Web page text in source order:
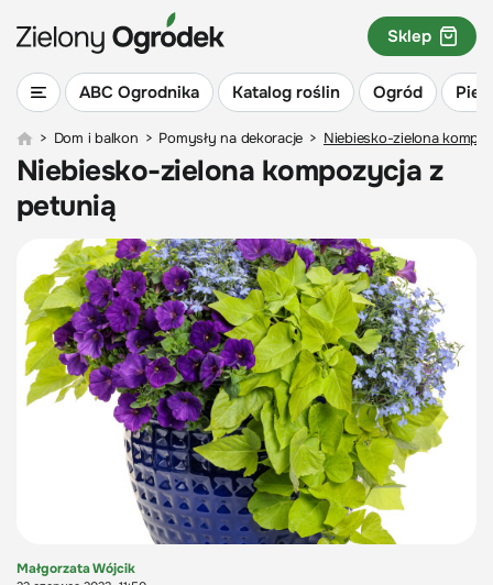
ABC Ogrodnika Katalog roślin Ogród
Sklep
> Dom i balkon > Pomysły na dekoracje > Niebiesko-zielona
Niebiesko-zielona kompozycja z
petunią
Małgorzata Wójcik